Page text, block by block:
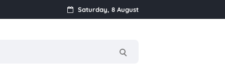
Saturday, 8 August